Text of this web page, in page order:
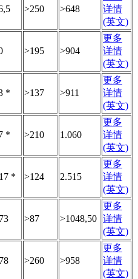
>250 >648
详情
(英文)
>195 >904
更多
详情
(英文)
* >137 >911
更多
详情
(英文)
* >210 1.060
更多
详情
(英文)
* >124 2.515
更多
详情
(英文)
>87 >1048,50
更多
详情
(英文)
>260 >958
更多
详情
(英文)